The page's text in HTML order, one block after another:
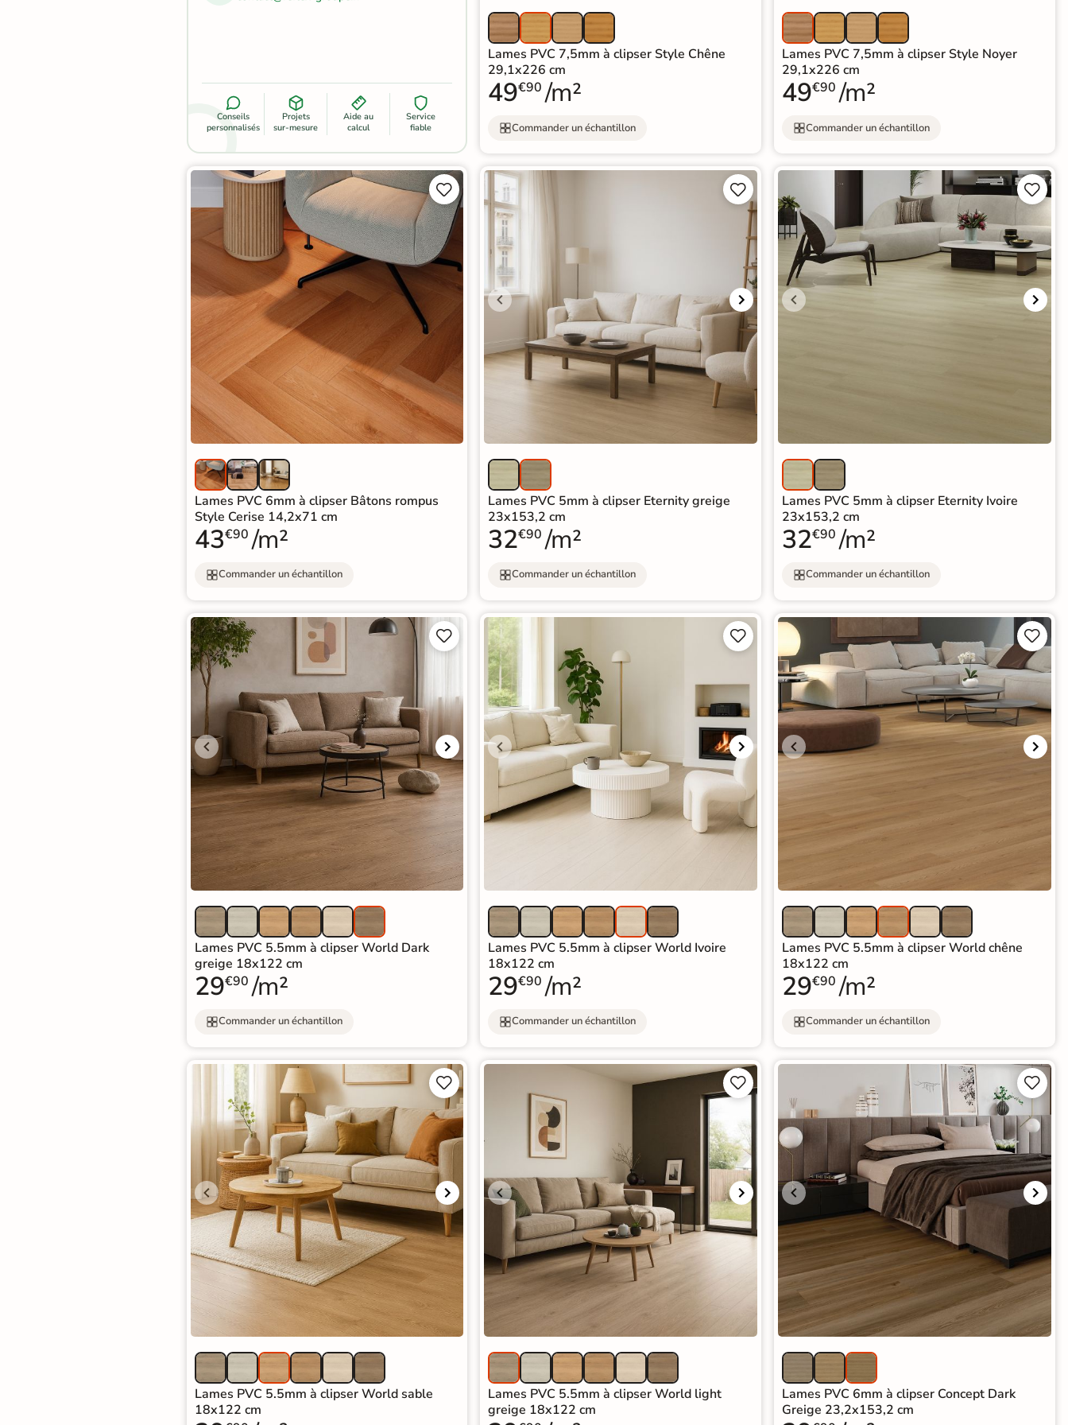
Conseils
personnalisés
Projets
sur-mesure
Aide au
calcul
Service
fiable
Lames PVC 7,5mm à clipser Style Chêne
29,1x226 cm
49€90 /m²
Commander un échantillon
Lames PVC 7,5mm à clipser Style Noyer
29,1x226 cm
49€90 /m²
Commander un échantillon


Lames PVC 6mm à clipser Bâtons rompus
Style Cerise 14,2x71 cm
43€90 /m²
Commander un échantillon


Lames PVC 5mm à clipser Eternity greige
23x153,2 cm
32€90 /m²
Commander un échantillon


Lames PVC 5mm à clipser Eternity Ivoire
23x153,2 cm
32€90 /m²
Commander un échantillon


Lames PVC 5.5mm à clipser World Dark
greige 18x122 cm
29€90 /m²
Commander un échantillon


Lames PVC 5.5mm à clipser World Ivoire
18x122 cm
29€90 /m²
Commander un échantillon


Lames PVC 5.5mm à clipser World chêne
18x122 cm
29€90 /m²
Commander un échantillon


Lames PVC 5.5mm à clipser World sable
18x122 cm


Lames PVC 5.5mm à clipser World light
greige 18x122 cm


Lames PVC 6mm à clipser Concept Dark
Greige 23,2x153,2 cm